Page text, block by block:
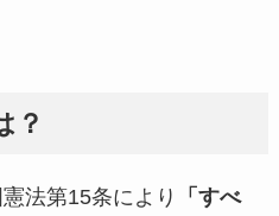
？
法第15条により
「すべ